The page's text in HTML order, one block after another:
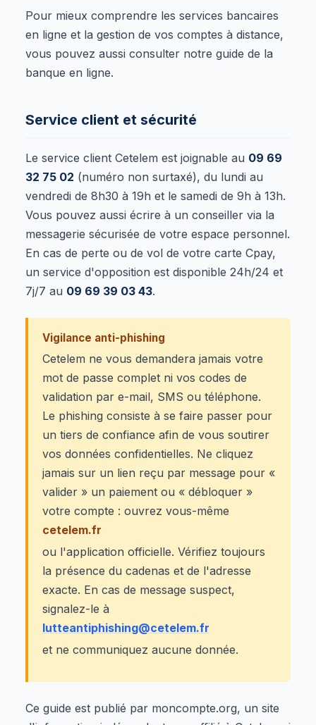
Pour mieux comprendre les services bancaires
en ligne et la gestion de vos comptes à distance,
vous pouvez aussi consulter notre guide de la
banque en ligne.
Service client et sécurité
Le service client Cetelem est joignable au 09 69
32 75 02 (numéro non surtaxé), du lundi au
vendredi de 8h30 à 19h et le samedi de 9h à 13h.
Vous pouvez aussi écrire à un conseiller via la
messagerie sécurisée de votre espace personnel.
En cas de perte ou de vol de votre carte Cpay,
un service d'opposition est disponible 24h/24 et
7j/7 au 09 69 39 03 43.
Vigilance anti-phishing
Cetelem ne vous demandera jamais votre
mot de passe complet ni vos codes de
validation par e-mail, SMS ou téléphone.
Le phishing consiste à se faire passer pour
un tiers de confiance afin de vous soutirer
vos données confidentielles. Ne cliquez
jamais sur un lien reçu par message pour «
valider » un paiement ou « débloquer »
votre compte : ouvrez vous-même
cetelem.fr
ou l'application officielle. Vérifiez toujours
la présence du cadenas et de l'adresse
exacte. En cas de message suspect,
signalez-le à
lutteantiphishing@cetelem.fr
et ne communiquez aucune donnée.
Ce guide est publié par moncompte.org, un site